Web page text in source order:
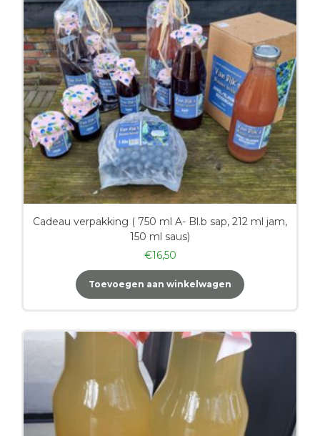
Cadeau verpakking ( 750 ml A- Bl.b sap, 212 ml jam,
150 ml saus)
€16,50
Toevoegen aan winkelwagen